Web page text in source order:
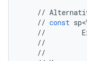
//
// const
//
//
//